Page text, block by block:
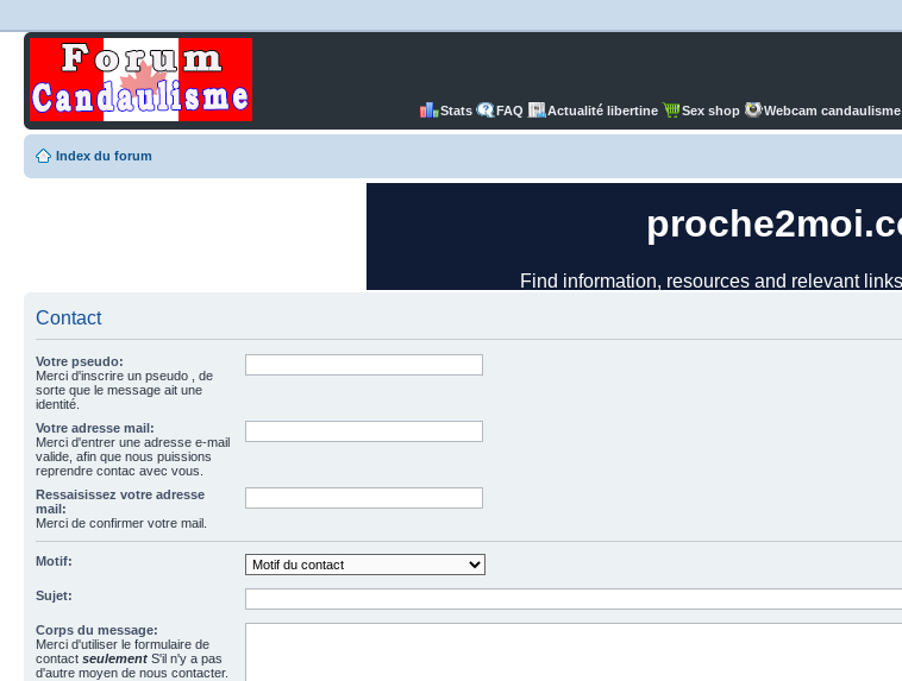
Stats FAQ Actualité libertine Sex shop Webcam candaulisme
Index du forum
Contact
Votre pseudo:
Merci d'inscrire un pseudo , de
sorte que le message ait une
identité.
Votre adresse mail:
Merci d'entrer une adresse e-mail
valide, afin que nous puissions
reprendre contac avec vous.
Ressaisissez votre adresse
mail:
Merci de confirmer votre mail.
Motif:
Sujet:
Corps du message:
Merci d'utiliser le formulaire de
contact seulement S'il n'y a pas
d'autre moyen de nous contacter.